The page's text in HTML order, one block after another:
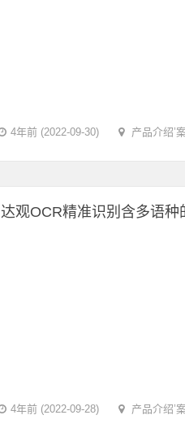
4年前 (2022-09-30) 产品介绍’
达观OCR精准识别含多语
4年前 (2022-09-28) 产品介绍’